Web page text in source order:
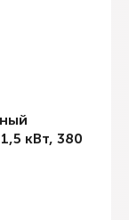
кВт, 380